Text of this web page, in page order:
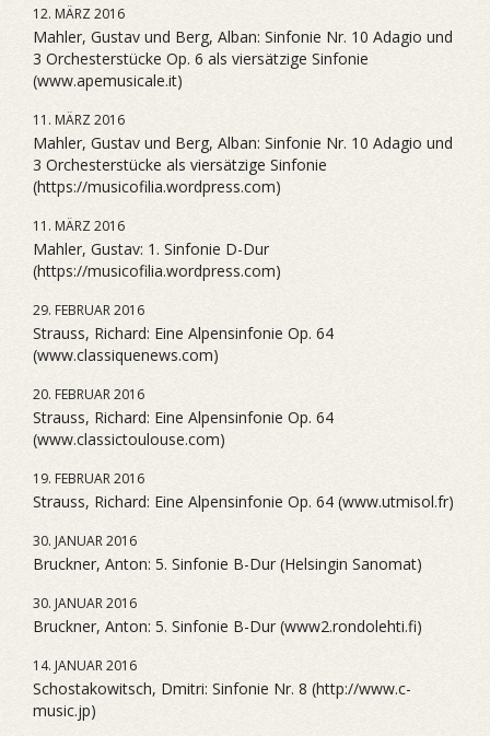
12. MÄRZ 2016
Mahler, Gustav und Berg, Alban: Sinfonie Nr. 10 Adagio und
3 Orchesterstücke Op. 6 als viersätzige Sinfonie
(www.apemusicale.it)
11. MÄRZ 2016
Mahler, Gustav und Berg, Alban: Sinfonie Nr. 10 Adagio und
3 Orchesterstücke als viersätzige Sinfonie
(https://musicofilia.wordpress.com)
11. MÄRZ 2016
Mahler, Gustav: 1. Sinfonie D-Dur
(https://musicofilia.wordpress.com)
29. FEBRUAR 2016
Strauss, Richard: Eine Alpensinfonie Op. 64
(www.classiquenews.com)
20. FEBRUAR 2016
Strauss, Richard: Eine Alpensinfonie Op. 64
(www.classictoulouse.com)
19. FEBRUAR 2016
Strauss, Richard: Eine Alpensinfonie Op. 64 (www.utmisol.fr)
30. JANUAR 2016
Bruckner, Anton: 5. Sinfonie B-Dur (Helsingin Sanomat)
30. JANUAR 2016
Bruckner, Anton: 5. Sinfonie B-Dur (www2.rondolehti.fi)
14. JANUAR 2016
Schostakowitsch, Dmitri: Sinfonie Nr. 8 (http://www.c-
music.jp)